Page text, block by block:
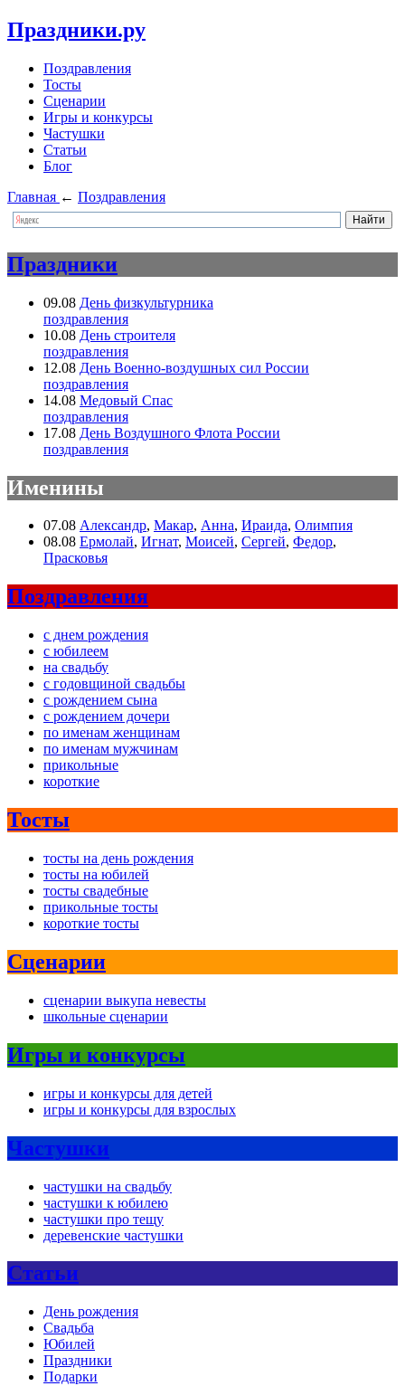
Праздники.ру
Поздравления
Тосты
Сценарии
Игры и конкурсы
Частушки
Статьи
Блог
Главная ← Поздравления
Праздники
09.08 День физкультурника
поздравления
10.08 День строителя
поздравления
12.08 День Военно-воздушных сил России
поздравления
14.08 Медовый Спас
поздравления
17.08 День Воздушного Флота России
поздравления
Именины
07.08 Александр, Макар, Анна, Ираида, Олимпия
08.08 Ермолай, Игнат, Моисей, Сергей, Федор,
Прасковья
Поздравления
с днем рождения
с юбилеем
на свадьбу
с годовщиной свадьбы
с рождением сына
с рождением дочери
по именам женщинам
по именам мужчинам
прикольные
короткие
Тосты
тосты на день рождения
тосты на юбилей
тосты свадебные
прикольные тосты
короткие тосты
Сценарии
сценарии выкупа невесты
школьные сценарии
Игры и конкурсы
игры и конкурсы для детей
игры и конкурсы для взрослых
Частушки
частушки на свадьбу
частушки к юбилею
частушки про тещу
деревенские частушки
Статьи
День рождения
Свадьба
Юбилей
Праздники
Подарки